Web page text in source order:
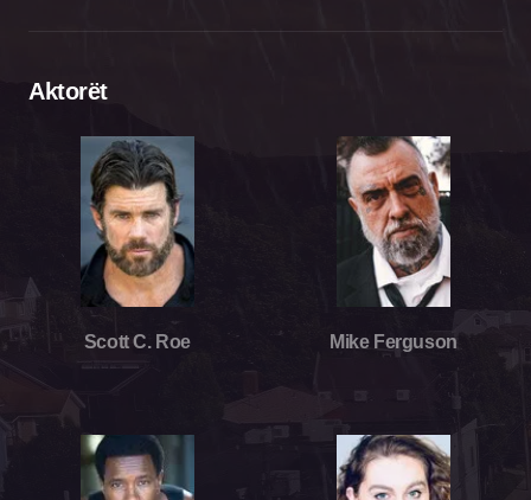
Aktorët
Scott C. Roe Mike Ferguson